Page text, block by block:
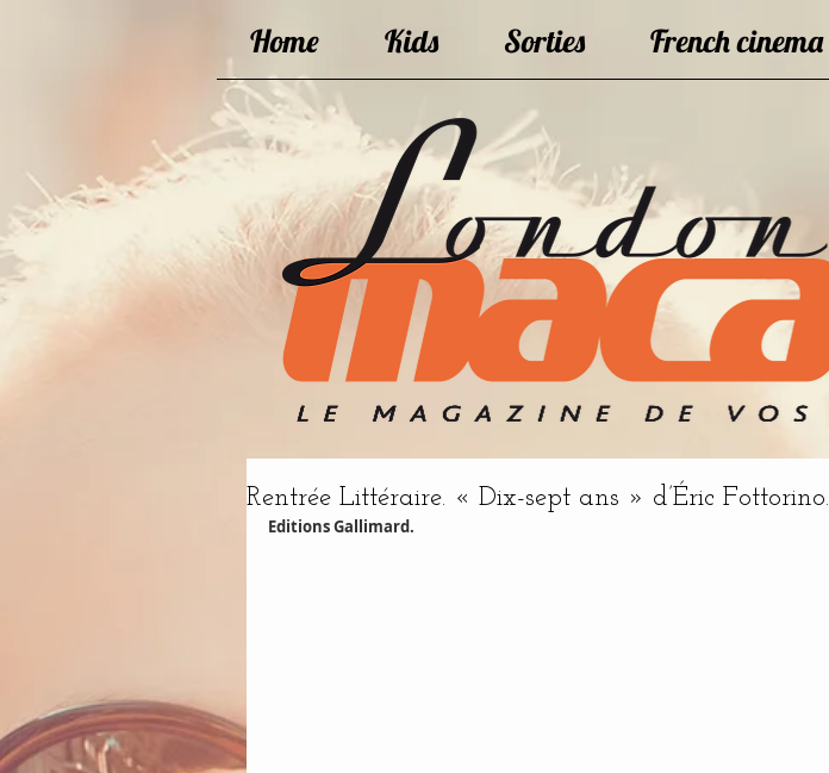
Home Kids Sorties French cinema
Rentrée Littéraire. « Dix-sept ans » d’Éric Fottorino.
Editions Gallimard.